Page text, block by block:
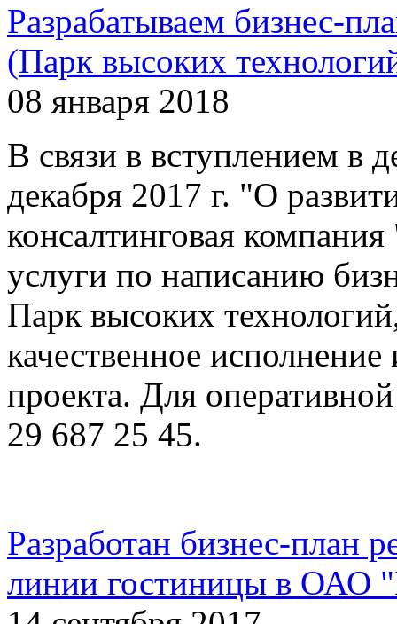
Разрабатываем бизнес-
(Парк высоких
08 января 2018
В связи в вступлением в
декабря 2017 г. "О
консалтинговая
услуги по написанию
Парк высоких
качественное
проекта. Для
29 687 25 45.
Разработан бизнес-план
линии гостиницы в ОАО